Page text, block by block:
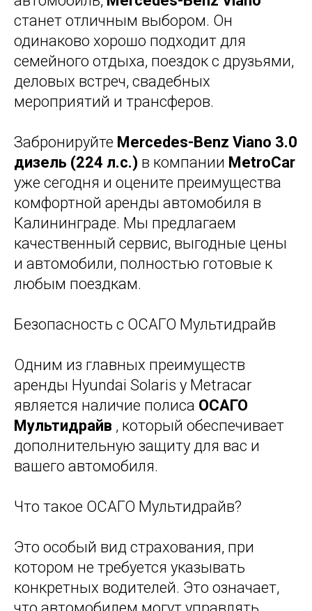
станет отличным выбором. Он
одинаково хорошо подходит для
семейного отдыха, поездок с друзьями,
деловых встреч, свадебных
мероприятий и трансферов.
Забронируйте Mercedes-Benz Viano 3.0
дизель (224 л.с.) в компании MetroCar
уже сегодня и оцените преимущества
комфортной аренды автомобиля в
Калининграде. Мы предлагаем
качественный сервис, выгодные цены
и автомобили, полностью готовые к
любым поездкам.
Безопасность с ОСАГО Мультидрайв
Одним из главных преимуществ
аренды Hyundai Solaris у Metraсar
является наличие полиса ОСАГО
Мультидрайв , который обеспечивает
дополнительную защиту для вас и
вашего автомобиля.
Что такое ОСАГО Мультидрайв?
Это особый вид страхования, при
котором не требуется указывать
конкретных водителей. Это означает,